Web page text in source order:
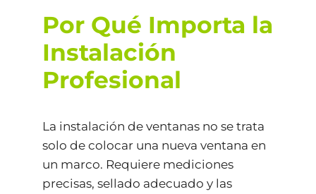
Por Qué Importa la
Instalación
Profesional
La instalación de ventanas no se trata
solo de colocar una nueva ventana en
un marco. Requiere mediciones
precisas, sellado adecuado y las